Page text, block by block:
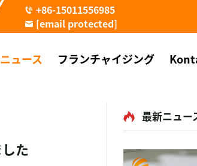
+86-15011556985
[email protected]
ニュース フランチャイジング
た
最新ニュー